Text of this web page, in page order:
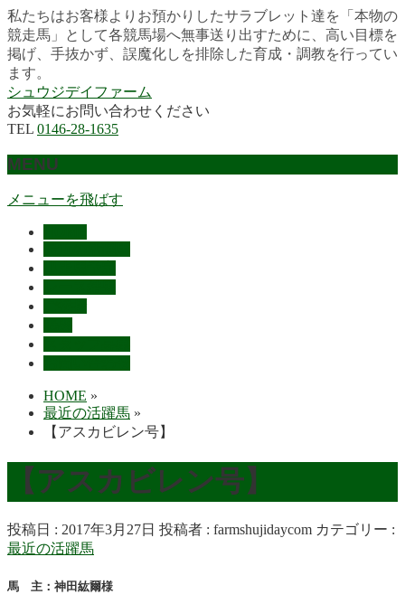
私たちはお客様よりお預かりしたサラブレット達を「本物の
競走馬」として各競馬場へ無事送り出すために、高い目標を
掲げ、手抜かず、誤魔化しを排除した育成・調教を行ってい
ます。
シュウジデイファーム
お気軽にお問い合わせください
TEL 0146-28-1635
MENU
メニューを飛ばす
HOME »
最近の活躍馬 »
【アスカビレン号】
【アスカビレン号】
投稿日 : 2017年3月27日 投稿者 : farmshujidaycom カテゴリー :
最近の活躍馬
馬 主：神田紘爾様